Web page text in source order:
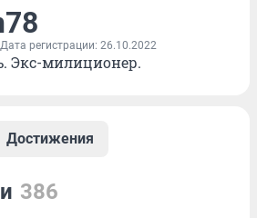
Дата регистрации: 26.10.2022
Экс-милиционер.
Достижения
386